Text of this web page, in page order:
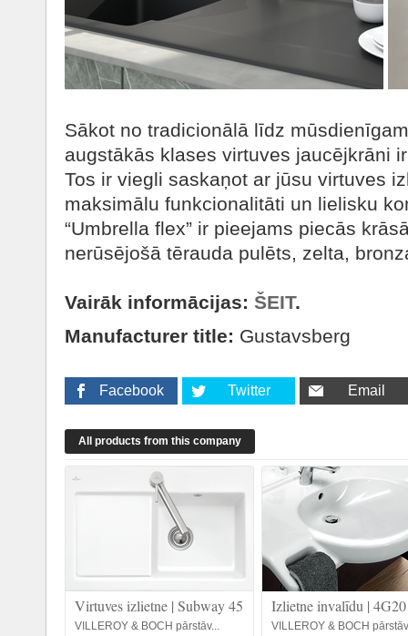
Sākot no tradicionālā līdz
augstākās klases virtuves jaucējkrāni
Tos ir viegli saskaņot ar jūsu virtuves
maksimālu funkcionalitāti un lielisku
“Umbrella flex” ir pieejams piecās
nerūsējošā tērauda pulēts, zelta,
Vairāk informācijas: ŠEIT.
Manufacturer title: Gustavsberg
Facebook Twitter Email
All products from this company
Virtuves izlietne | Subway 45
VILLEROY & BOCH pārstāv...
Izlietne invalīdu | 4G20
VILLEROY & BOCH